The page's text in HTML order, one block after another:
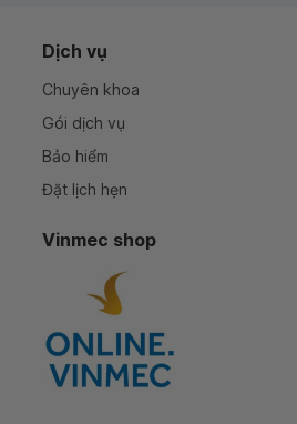
Dịch vụ
Chuyên khoa
Gói dịch vụ
Bảo hiểm
Đặt lịch hẹn
Vinmec shop